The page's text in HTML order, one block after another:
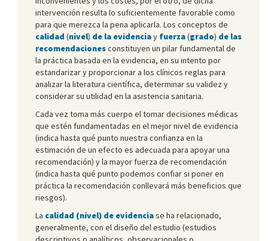
intervención resulta lo suficientemente favorable como
para que merezca la pena aplicarla. Los conceptos de
calidad (nivel) de la evidenciay fuerza(grado) de las
recomendacionesconstituyen un pilar fundamental de
la práctica basada en la evidencia, en su intento por
estandarizar y proporcionar a los clínicos reglas para
analizar la literatura científica, determinar su validez y
considerar su utilidad en la asistencia sanitaria.
Cada vez toma más cuerpo el tomar decisiones médicas
que estén fundamentadas en el mejor nivel de evidencia
(indica hasta qué punto nuestra confianza en la
estimación de un efecto es adecuada para apoyar una
recomendación) y la mayor fuerza de recomendación
(indica hasta qué punto podemos confiar si poner en
práctica la recomendación conllevará más beneficios que
riesgos).
La calidad (nivel) de evidenciase ha relacionado,
generalmente, con el diseño del estudio (estudios